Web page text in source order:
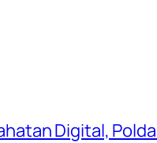
Digital,